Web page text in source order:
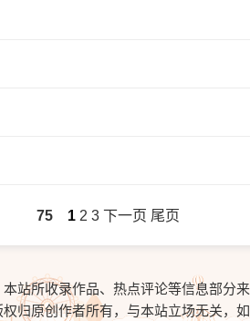
75 1 2 3 下一页 尾页
本站所收录作品、热点评论等信息部分
归原创作者所有，与本站立场无关，